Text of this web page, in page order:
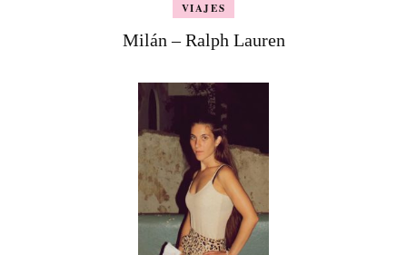
VIAJES
Milán – Ralph Lauren